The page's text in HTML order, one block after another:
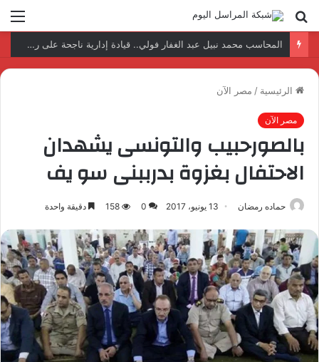
بحث
عن
نتائج إيجابية بعد زيارة وفد الجامعة المصرية النتائج إيجابية بعد زيارة وفد الجامعة المصرية الروسية لمصنع الإلكترونياتروسية لمصنع الإلكترونيات
الرئيسية / مصر الآن
مصر الآن
بالصورحبيب والتونسى يشهدان
الاحتفال بغزوة بدرببنى سو يف
حماده رمضان 13 يونيو، 2017 0
158 دقيقة واحدة